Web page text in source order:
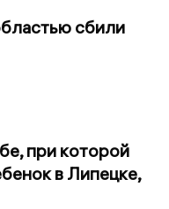
сбили
при которой
в Липецке,